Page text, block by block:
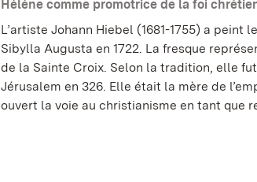
Hélène comme promotrice de la foi
L’artiste Johann Hiebel (1681-1755) a peint
Sibylla Augusta en 1722. La fresque
de la Sainte Croix. Selon la tradition, elle
Jérusalem en 326. Elle était la mère de
ouvert la voie au christianisme en tant que